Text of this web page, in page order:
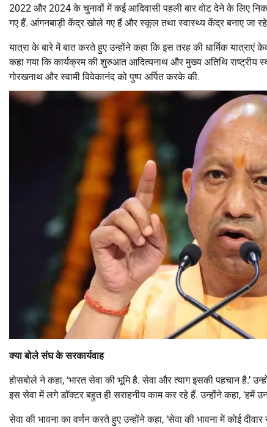
2022 और 2024 के चुनावों में कई आदिवासी पहली बार वोट देने के लिए
गए हैं. आंगनबाड़ी केंद्र खोले गए हैं और स्कूल तथा स्वास्थ्य केंद्र बनाए जा
यात्रा के बारे में बात करते हुए उन्होंने कहा कि इस तरह की धार्मिक
कहा गया कि कार्यक्रम की शुरुआत आदित्यनाथ और मुख्य अतिथि राष्ट्रीय
गोरखनाथ और स्वामी विवेकानंद को पुष्प अर्पित करके की.
क्या बोले संघ के सरकार्यवाह
होसबोले ने कहा, ‘भारत सेवा की भूमि है. सेवा और त्याग इसकी पहचान है.’
इस सेवा में लगे डॉक्टर बहुत ही सराहनीय काम कर रहे हैं. उन्होंने कहा, ‘हमें
सेवा की भावना का वर्णन करते हुए उन्होंने कहा, ‘सेवा की भावना में कोई